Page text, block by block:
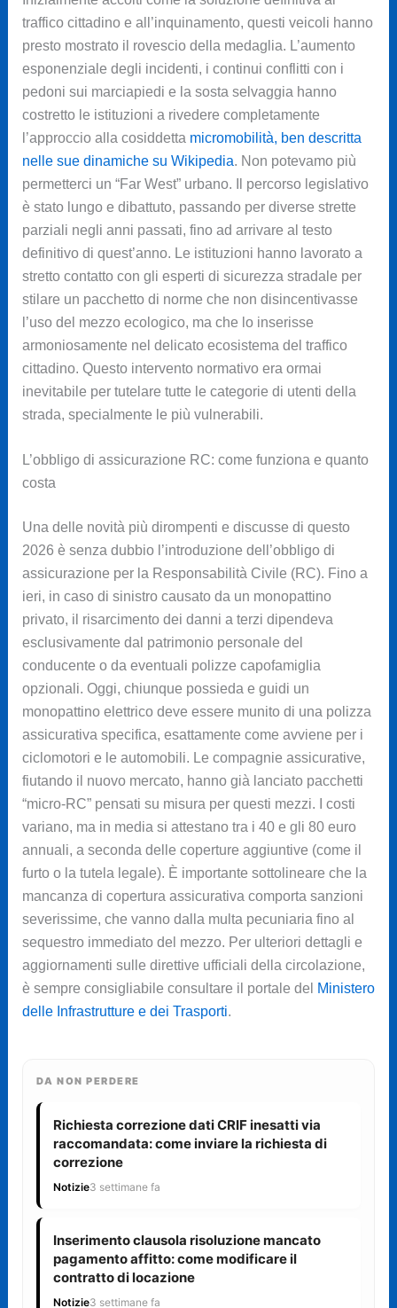
traffico cittadino e all’inquinamento, questi veicoli hanno
presto mostrato il rovescio della medaglia. L’aumento
esponenziale degli incidenti, i continui conflitti con i
pedoni sui marciapiedi e la sosta selvaggia hanno
costretto le istituzioni a rivedere completamente
l’approccio alla cosiddetta micromobilità, ben descritta
nelle sue dinamiche su Wikipedia. Non potevamo più
permetterci un “Far West” urbano. Il percorso legislativo
è stato lungo e dibattuto, passando per diverse strette
parziali negli anni passati, fino ad arrivare al testo
definitivo di quest’anno. Le istituzioni hanno lavorato a
stretto contatto con gli esperti di sicurezza stradale per
stilare un pacchetto di norme che non disincentivasse
l’uso del mezzo ecologico, ma che lo inserisse
armoniosamente nel delicato ecosistema del traffico
cittadino. Questo intervento normativo era ormai
inevitabile per tutelare tutte le categorie di utenti della
strada, specialmente le più vulnerabili.
L’obbligo di assicurazione RC: come funziona e quanto
costa
Una delle novità più dirompenti e discusse di questo
2026 è senza dubbio l’introduzione dell’obbligo di
assicurazione per la Responsabilità Civile (RC). Fino a
ieri, in caso di sinistro causato da un monopattino
privato, il risarcimento dei danni a terzi dipendeva
esclusivamente dal patrimonio personale del
conducente o da eventuali polizze capofamiglia
opzionali. Oggi, chiunque possieda e guidi un
monopattino elettrico deve essere munito di una polizza
assicurativa specifica, esattamente come avviene per i
ciclomotori e le automobili. Le compagnie assicurative,
fiutando il nuovo mercato, hanno già lanciato pacchetti
“micro-RC” pensati su misura per questi mezzi. I costi
variano, ma in media si attestano tra i 40 e gli 80 euro
annuali, a seconda delle coperture aggiuntive (come il
furto o la tutela legale). È importante sottolineare che la
mancanza di copertura assicurativa comporta sanzioni
severissime, che vanno dalla multa pecuniaria fino al
sequestro immediato del mezzo. Per ulteriori dettagli e
aggiornamenti sulle direttive ufficiali della circolazione,
è sempre consigliabile consultare il portale del
Ministero
delle Infrastrutture e dei Trasporti.
DA NON PERDERE
Richiesta correzione dati CRIF inesatti via
raccomandata: come inviare la richiesta di
correzione
Notizie3 settimane fa
Inserimento clausola risoluzione mancato
pagamento affitto: come modificare il
contratto di locazione
Notizie3 settimane fa